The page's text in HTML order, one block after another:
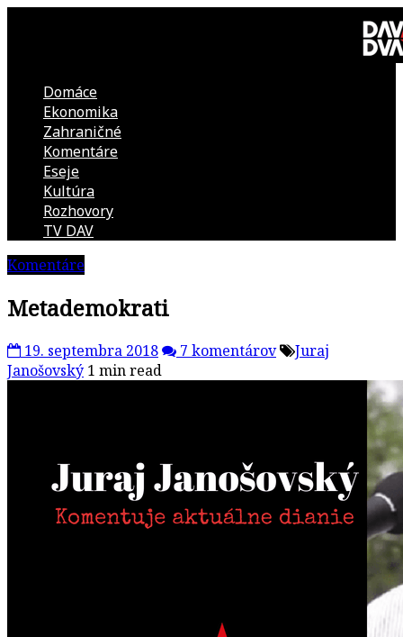
DAV
DVA
kultúrno-
politická
revue
Domáce
Ekonomika
Zahraničné
Komentáre
Eseje
Kultúra
Rozhovory
TV DAV
Komentáre
Metademokrati
19. septembra 2018 7 komentárov
Juraj
Janošovský 1 min read